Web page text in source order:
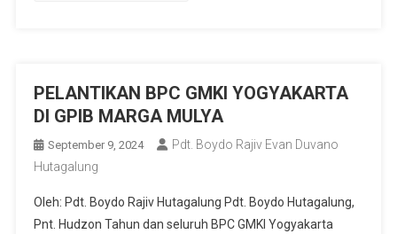
PELANTIKAN BPC GMKI YOGYAKARTA
DI GPIB MARGA MULYA
September 9, 2024
Pdt. Boydo Rajiv Evan Duvano
Hutagalung
Oleh: Pdt. Boydo Rajiv Hutagalung Pdt. Boydo Hutagalung,
Pnt. Hudzon Tahun dan seluruh BPC GMKI Yogyakarta